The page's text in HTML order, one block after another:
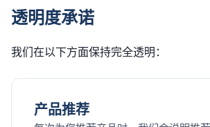
透明度承诺
我们在以下方面保持完全透明：
产品推荐